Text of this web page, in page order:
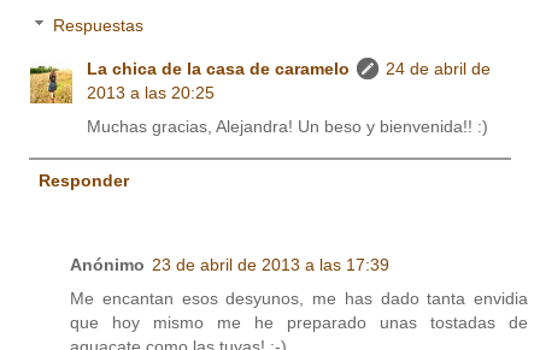
Respuestas
La chica de la casa de caramelo
24 de abril de
2013 a las 20:25
Muchas gracias, Alejandra! Un beso y bienvenida!! :)
Responder
Anónimo 23 de abril de 2013 a las 17:39
Me encantan esos desyunos, me has dado tanta envidia
que hoy mismo me he preparado unas tostadas de